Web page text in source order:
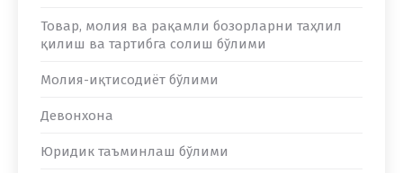
Товар, молия ва рақамли бозорларни таҳлил
қилиш ва тартибга солиш бўлими
Молия-иқтисодиёт бўлими
Девонхона
Юридик таъминлаш бўлими